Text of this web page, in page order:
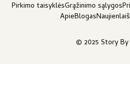
© 2025 Story
Pirkimo taisyklėsGrąžinimo sąlygos
ApieBlogas